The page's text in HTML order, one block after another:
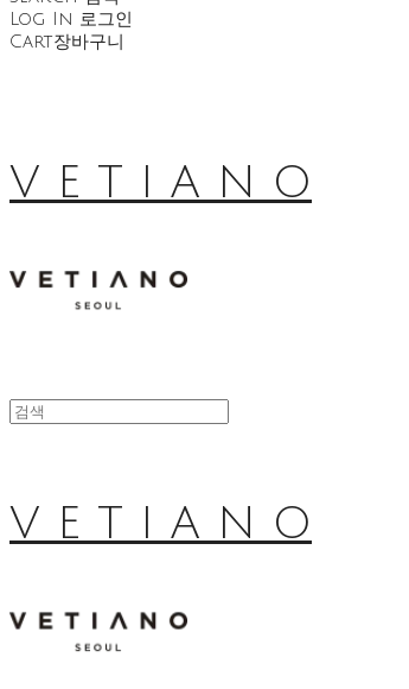
Log In 로그인
Cart장바구니
V E T I A N O
V E T I A N O